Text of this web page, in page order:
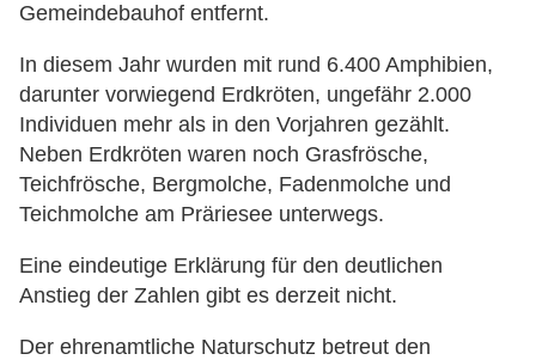
Gemeindebauhof entfernt.
In diesem Jahr wurden mit rund 6.400 Amphibien,
darunter vorwiegend Erdkröten, ungefähr 2.000
Individuen mehr als in den Vorjahren gezählt.
Neben Erdkröten waren noch Grasfrösche,
Teichfrösche, Bergmolche, Fadenmolche und
Teichmolche am Präriesee unterwegs.
Eine eindeutige Erklärung für den deutlichen
Anstieg der Zahlen gibt es derzeit nicht.
Der ehrenamtliche Naturschutz betreut den